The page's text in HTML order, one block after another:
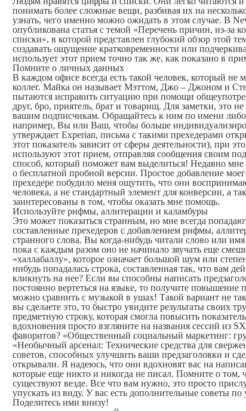
понимать более сложные вещи, разбивая их на
узнать, чего именно можно ожидать в этом случае. В
опубликована статья с темой «Перечень причин, из-за
списки», в которой представлен глубокий обзор этой
создавать ощущение кратковременности или
использует этот прием точно так же, как показано в
Помните о личных данных
В каждом офисе всегда есть такой человек, который не
коллег. Майка он называет Мэттом, Джо – Джоном и
пытаются исправить ситуацию при помощи
друг, бро, приятель, брат и товарищ. Для заметки, это
вашим подписчикам. Обращайтесь к ним по имени либо
например, Вы или Ваш, чтобы больше
утверждает Experian, письма с такими прехедерами
этот показатель зависит от сферы деятельности), при
используют этот прием, отправляя сообщения своим
способ, который поможет вам выделиться! Недавно
о бесплатной пробной версии. Простое добавление
прехедере побудило меня ощутить, что они
человека, а не стандартный элемент для конверсии, а
заинтересованы в том, чтобы оказать мне помощь.
Используйте рифмы, аллитерации и каламбуры
Это может показаться странным, но мне всегда
составленные прехедеров с добавлением рифмы,
странного слова. Вы когда-нибудь читали слово или
пока с каждым разом оно не начинало звучать еще
«халлабаллу», которое означает большой шум или
нибудь попадалась строка, составленная так, что вам
кликнуть на нее? Если вы способны написать
постоянно вертеться на языке, то получите повышение
можно сравнить с музыкой в ушах! Такой вариант не
вы сделаете это, то быстро увидите результаты своих
предметную строку, которая смогла повысить
вдохновения просто взгляните на названия сессий из
фаворитов? «Общественный социальный маркетинг:
«Необычный арсенал: Технические средства для
советов, способных улучшить ваши предзаголовки и
открывали. Я надеюсь, что они вдохновят вас на
которые еще никто и никогда не писал. Помните о том,
существуют везде. Все что вам нужно, это просто
упускать из виду. У вас есть дополнительные советы
Поделитесь ими внизу!